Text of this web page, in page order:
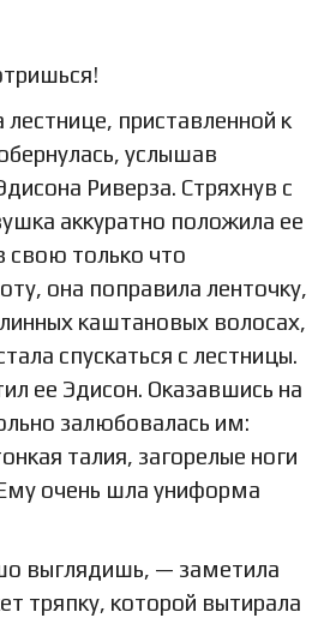
лестнице, приставленной к
услышав
Риверза. Стряхнув с
аккуратно положила ее
свою только что
она поправила ленточку,
каштановых волосах,
спускаться с лестницы.
ее Эдисон. Оказавшись на
залюбовалась им:
талия, загорелые ноги
очень шла униформа
выглядишь, — заметила
тряпку, которой вытирала